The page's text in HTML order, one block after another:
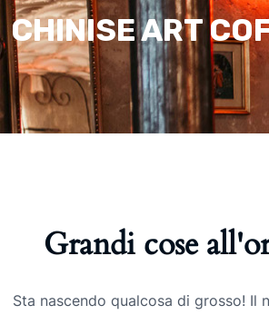
CHINISE ART
Grandi cose
Sta nascendo qualcosa di grosso! Il